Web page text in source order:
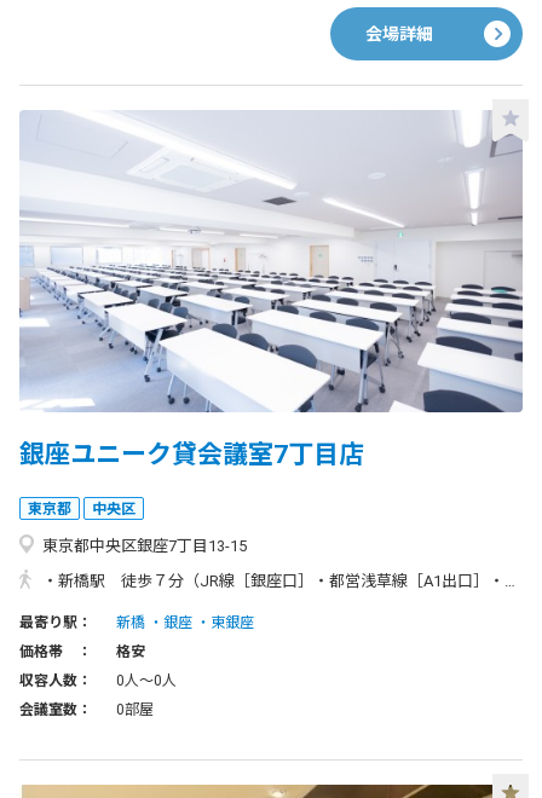
会場詳細
銀座ユニーク貸会議室7丁目店
東京都 中央区
東京都中央区銀座7丁目13-15
・新橋駅 徒歩７分（JR線［銀座口］・都営浅草線［A1出口］・東京メトロ銀座駅［1番出口］） ・銀座駅 徒歩５分（銀座線・丸の内線・日比谷線［A3出口］） ・東銀座駅 徒歩5分（都営浅草線・日比谷線［A1出口］） ・築地市場駅 徒歩6分（都営大江戸線［A3出口］）
最寄り駅： 新橋 銀座
東銀座
価格帯 ：
格安
収容人数：
0人〜0人
会議室数：
0部屋